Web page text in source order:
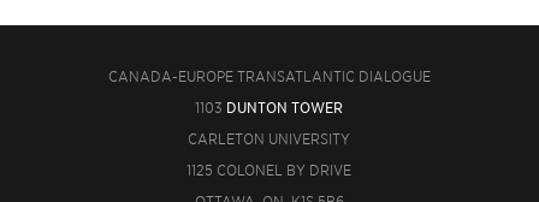
CANADA-EUROPE TRANSATLANTIC DIALOGUE
1103 DUNTON TOWER
CARLETON UNIVERSITY
1125 COLONEL BY DRIVE